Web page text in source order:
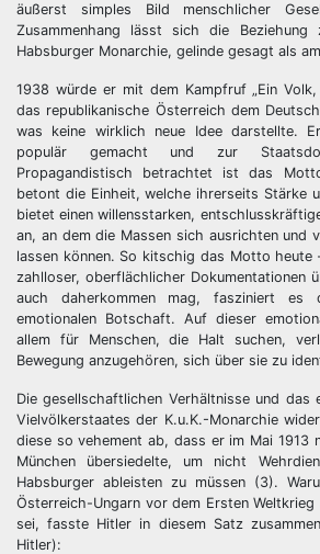
äußerst simples Bild menschlicher
Zusammenhang lässt sich die
Habsburger Monarchie, gelinde gesagt als
1938 würde er mit dem Kampfruf „Ein
das republikanische Österreich dem
was keine wirklich neue Idee darstellte.
populär gemacht und zur
Propagandistisch betrachtet ist das
betont die Einheit, welche ihrerseits Stärke
bietet einen willensstarken,
an, an dem die Massen sich ausrichten und
lassen können. So kitschig das Motto
zahlloser, oberflächlicher Dokumentationen
auch daherkommen mag, fasziniert es
emotionalen Botschaft. Auf dieser
allem für Menschen, die Halt suchen,
Bewegung anzugehören, sich über sie zu
Die gesellschaftlichen Verhältnisse und das
Vielvölkerstaates der K.u.K.-Monarchie
diese so vehement ab, dass er im Mai 1913
München übersiedelte, um nicht
Habsburger ableisten zu müssen (3).
Österreich-Ungarn vor dem Ersten
sei, fasste Hitler in diesem Satz
Hitler):